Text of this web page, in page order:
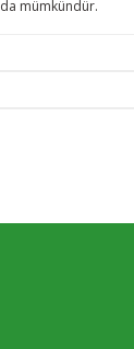
da mümkündür.